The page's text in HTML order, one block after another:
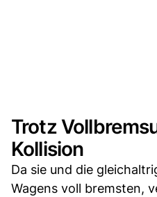
Trotz
Kollision
Da sie und die
Wagens voll bremsten,